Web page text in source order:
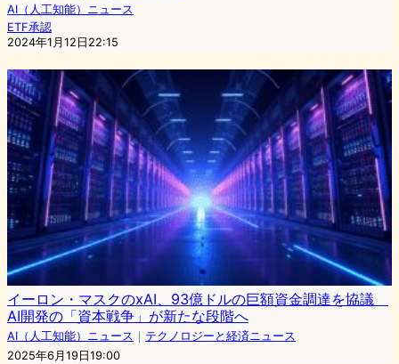
AI（人工知能）ニュース
ETF承認
2024年1月12日22:15
イーロン・マスクのxAI、93億ドルの巨額資金調達を協議
AI開発の「資本戦争」が新たな段階へ
AI（人工知能）ニュース ｜ テクノロジーと経済ニュース
2025年6月19日19:00